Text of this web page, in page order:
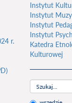
r.
Instytut
Instytut
Instytut
Instytut
Katedra
Kulturowej